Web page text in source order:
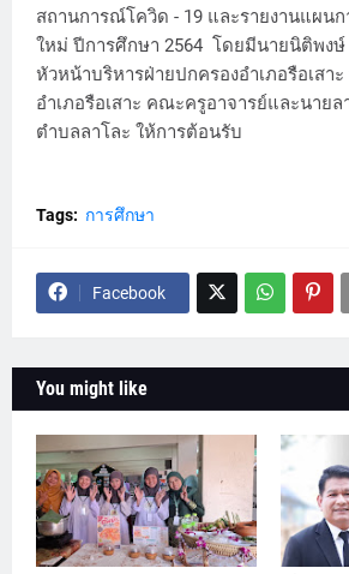
สถานการณ์โควิด - 19 และรายงานแผน
ใหม่ ปีการศึกษา 2564 โดยมีนายนิติพงษ์
หัวหน้าบริหารฝ่ายปกครองอำเภอรือเสา
อำเภอรือเสาะ คณะครูอาจารย์และนาย
ตำบลลาโละ ให้การต้อนรับ
Tags: การศึกษา
Facebook
You might like